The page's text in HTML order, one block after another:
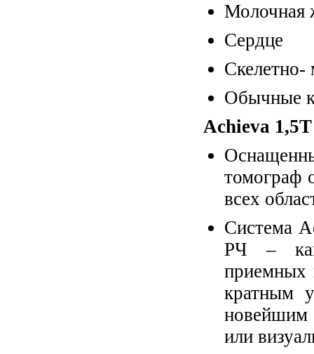
Молочная
Сердце
Скелетно-
Обычные
Achieva
томограф
всех
Система
РЧ –
приемных
кратным
новейшим
или